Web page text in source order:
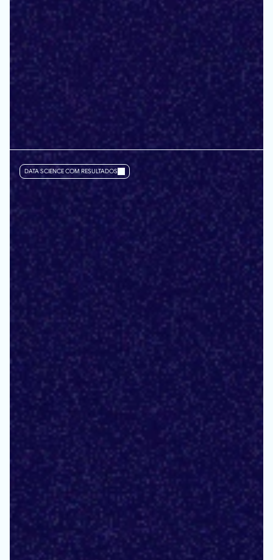
DATA SCIENCE COM RESULTADOS
Impulsionamos indústrias
de
bens de consumo e
distribuidores com
soluções
de dados
insights, focando
em
aumento de resultado
e
eficiência
operacional.